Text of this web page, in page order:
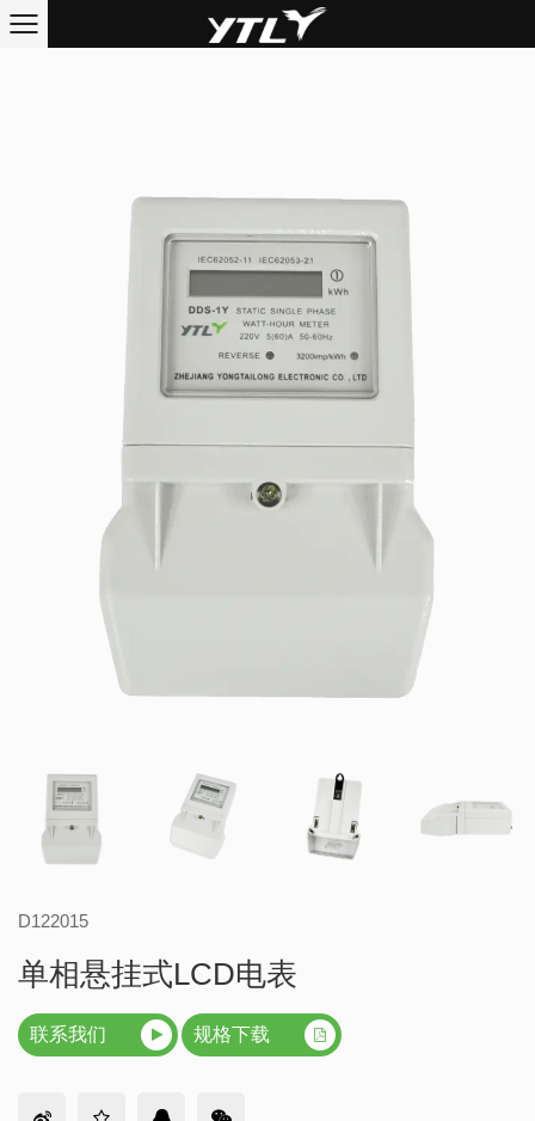
D122015
单相悬挂式LCD电表
联系我们 规格下载